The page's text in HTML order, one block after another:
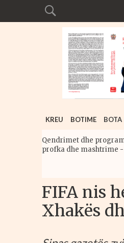
KREU BOTIME BOTA
Qendrimet dhe
profka dhe mashtrime -
FIFA nis
Xhakës